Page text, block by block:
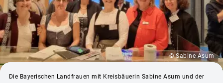
© Sabine Asum
Die Bayerischen Landfrauen mit Kreisbäuerin Sabine Asum und der